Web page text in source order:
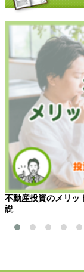
不動産投資のメリッ
説